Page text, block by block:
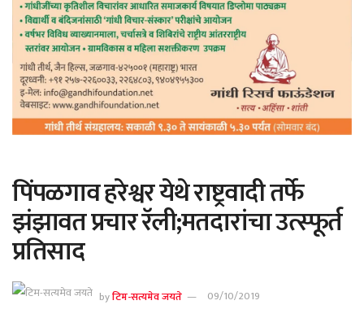
पिंपळगाव हरेश्वर येथे राष्ट्रवादी तर्फे
झंझावत प्रचार रॅली;मतदारांचा उत्स्फूर्त
प्रतिसाद
byटिम-सत्यमेव जयते
09/10/2019